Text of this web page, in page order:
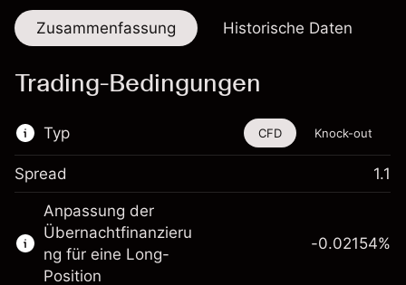
Zusammenfassung Historische Daten
Trading-Bedingungen
Typ
Dieses Finanzinstrument steht für das Traden
über CFDs und Knock-outs zur Verfügung.
Erfahren Sie mehr über:
CFDs
CFD Knock-out
Spread 1.1
Anpassung der
Übernachtfinanzieru
ng für eine Long-
Position
-0.02154%